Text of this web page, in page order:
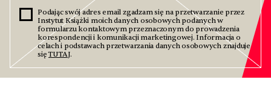
Podając swój adres email zgadzam się na przetwarzanie przez
Instytut Książki moich danych osobowych podanych w
formularzu kontaktowym przeznaczonym do prowadzenia
korespondencji i komunikacji marketingowej. Informacja o
celach i podstawach przetwarzania danych osobowych znajduje
sięTUTAJ.